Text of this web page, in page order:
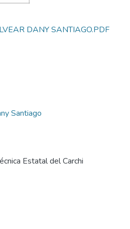
DANY SANTIAGO.PDF
Santiago
Estatal del Carchi